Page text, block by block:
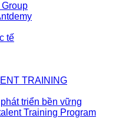
tế
TRAINING
triển bền vững
Training Program